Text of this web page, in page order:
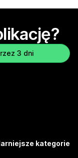
3 dni
kategorie